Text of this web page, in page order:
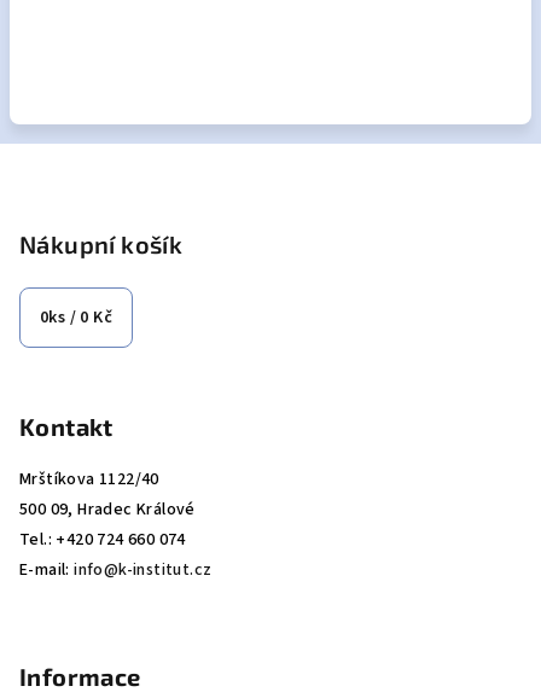
Nákupní košík
0ks / 0 Kč
Kontakt
Mrštíkova 1122/40
500 09, Hradec Králové
Tel.: +420 724 660 074
E-mail:info@k-institut.cz
Informace